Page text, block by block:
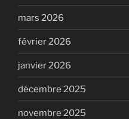
mars 2026
février 2026
janvier 2026
décembre 2025
novembre 2025